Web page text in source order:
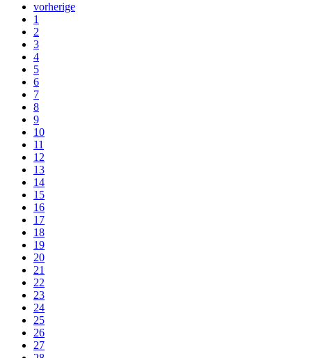
vorherige
1
2
3
4
5
6
7
8
9
10
11
12
13
14
15
16
17
18
19
20
21
22
23
24
25
26
27